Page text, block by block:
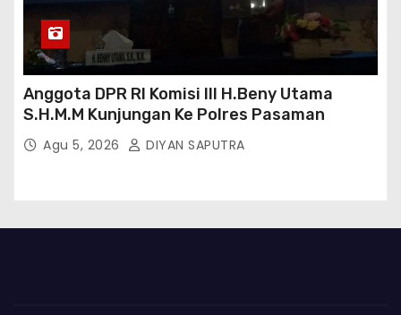
Anggota DPR RI Komisi III H.Beny Utama
S.H.M.M Kunjungan Ke Polres Pasaman
Agu 5, 2026 DIYAN SAPUTRA